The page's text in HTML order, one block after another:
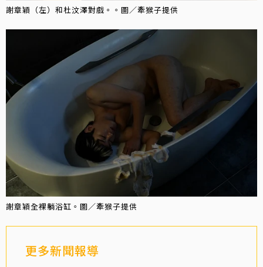
謝章穎（左）和杜汶澤對戲。。圖／牽猴子提供
謝章穎全裸躺浴缸。圖／牽猴子提供
更多新聞報導